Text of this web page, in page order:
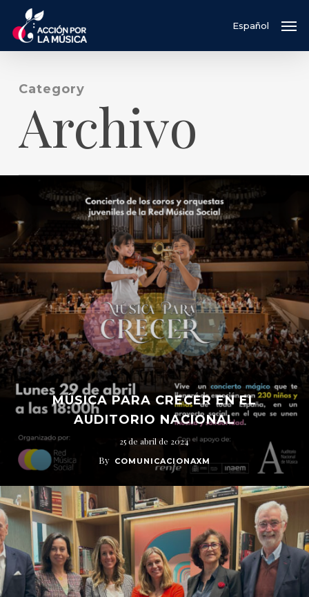
main
Español
Category
Archivo
MÚSICA PARA CRECER EN EL
AUDITORIO NACIONAL
25 de abril de 2024
By COMUNICACIONAXM